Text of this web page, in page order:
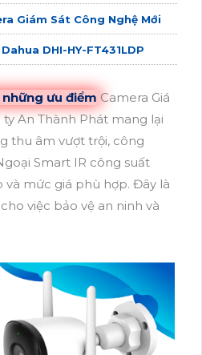
Giám Sát Công Nghệ Mới
DHI-HY-FT431LDP
ưu điểm Camera Giá
ty An Thành Phát mang lại
thu âm vượt trội, công
Smart IR công suất
và mức giá phù hợp. Đây là
việc bảo vệ an ninh và